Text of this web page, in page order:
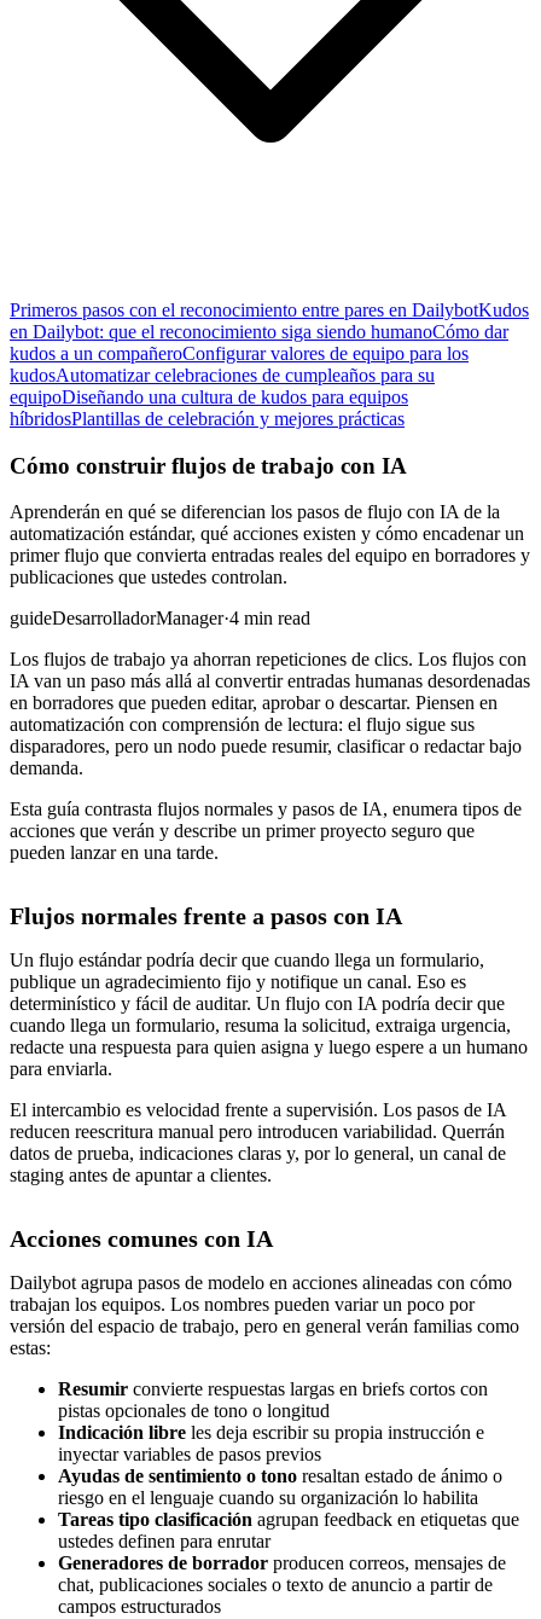
Primeros pasos con el reconocimiento entre pares en DailybotKudos
en Dailybot: que el reconocimiento siga siendo humanoCómo dar
kudos a un compañeroConfigurar valores de equipo para los
kudosAutomatizar celebraciones de cumpleaños para su
equipoDiseñando una cultura de kudos para equipos
híbridosPlantillas de celebración y mejores prácticas
Cómo construir flujos de trabajo con IA
Aprenderán en qué se diferencian los pasos de flujo con IA de la
automatización estándar, qué acciones existen y cómo encadenar un
primer flujo que convierta entradas reales del equipo en borradores y
publicaciones que ustedes controlan.
guideDesarrolladorManager·4 min read
Los flujos de trabajo ya ahorran repeticiones de clics. Los flujos con
IA van un paso más allá al convertir entradas humanas desordenadas
en borradores que pueden editar, aprobar o descartar. Piensen en
automatización con comprensión de lectura: el flujo sigue sus
disparadores, pero un nodo puede resumir, clasificar o redactar bajo
demanda.
Esta guía contrasta flujos normales y pasos de IA, enumera tipos de
acciones que verán y describe un primer proyecto seguro que
pueden lanzar en una tarde.
Flujos normales frente a pasos con IA
Un flujo estándar podría decir que cuando llega un formulario,
publique un agradecimiento fijo y notifique un canal. Eso es
determinístico y fácil de auditar. Un flujo con IA podría decir que
cuando llega un formulario, resuma la solicitud, extraiga urgencia,
redacte una respuesta para quien asigna y luego espere a un humano
para enviarla.
El intercambio es velocidad frente a supervisión. Los pasos de IA
reducen reescritura manual pero introducen variabilidad. Querrán
datos de prueba, indicaciones claras y, por lo general, un canal de
staging antes de apuntar a clientes.
Acciones comunes con IA
Dailybot agrupa pasos de modelo en acciones alineadas con cómo
trabajan los equipos. Los nombres pueden variar un poco por
versión del espacio de trabajo, pero en general verán familias como
estas:
Resumir convierte respuestas largas en briefs cortos con
pistas opcionales de tono o longitud
Indicación libre les deja escribir su propia instrucción e
inyectar variables de pasos previos
Ayudas de sentimiento o tono resaltan estado de ánimo o
riesgo en el lenguaje cuando su organización lo habilita
Tareas tipo clasificación agrupan feedback en etiquetas que
ustedes definen para enrutar
Generadores de borrador producen correos, mensajes de
chat, publicaciones sociales o texto de anuncio a partir de
campos estructurados